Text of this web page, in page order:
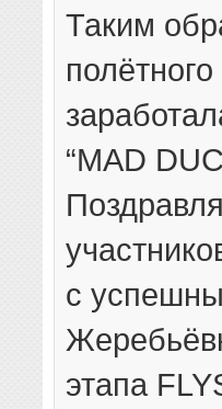
Таким
“MAD
с
этапа